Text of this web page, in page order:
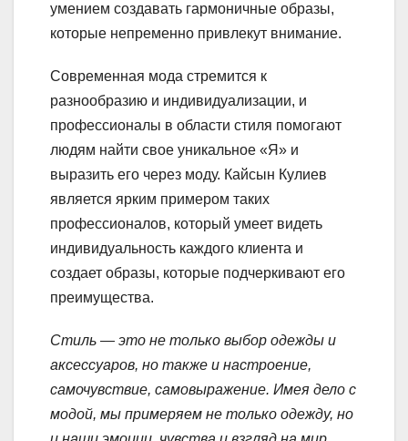
умением создавать гармоничные образы,
которые непременно привлекут внимание.
Современная мода стремится к
разнообразию и индивидуализации, и
профессионалы в области стиля помогают
людям найти свое уникальное «Я» и
выразить его через моду. Кайсын Кулиев
является ярким примером таких
профессионалов, который умеет видеть
индивидуальность каждого клиента и
создает образы, которые подчеркивают его
преимущества.
Стиль — это не только выбор одежды и
аксессуаров, но также и настроение,
самочувствие, самовыражение. Имея дело с
модой, мы примеряем не только одежду, но